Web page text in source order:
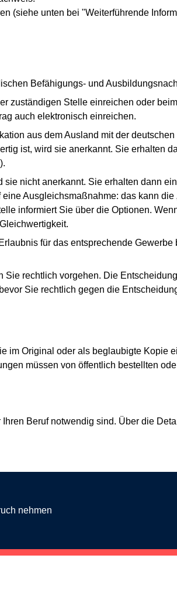
(siehe unten bei "Weiterführende
Befähigungs- und
zuständigen Stelle einreichen oder
auch elektronisch einreichen.
aus dem Ausland mit der
ist, wird sie anerkannt. Sie erhalten
nicht anerkannt. Sie erhalten dann
Ausgleichsmaßnahme: das kann
informiert Sie über die Optionen.
für das entsprechende
rechtlich vorgehen. Die
Sie rechtlich gegen die
im Original oder als beglaubigte Kopie
müssen von öffentlich bestellten
Beruf notwendig sind. Über die
nehmen